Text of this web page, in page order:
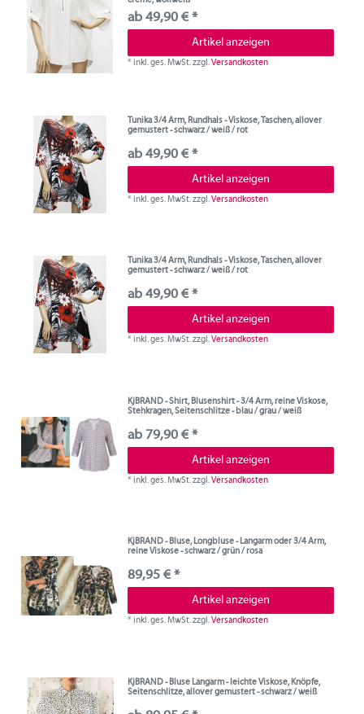
ab 49,90 € *
Artikel anzeigen
*inkl. ges. MwSt.zzgl.Versandkosten
Tunika 3/4 Arm, Rundhals - Viskose, Taschen, allover
gemustert - schwarz / weiß / rot
ab 49,90 € *
Artikel anzeigen
*inkl. ges. MwSt.zzgl.Versandkosten
Tunika 3/4 Arm, Rundhals - Viskose, Taschen, allover
gemustert - schwarz / weiß / rot
ab 49,90 € *
Artikel anzeigen
*inkl. ges. MwSt.zzgl.Versandkosten
KjBRAND - Shirt, Blusenshirt - 3/4 Arm, reine Viskose,
Stehkragen, Seitenschlitze - blau / grau / weiß
ab 79,90 € *
Artikel anzeigen
*inkl. ges. MwSt.zzgl.Versandkosten
KjBRAND - Bluse, Longbluse - Langarm oder 3/4 Arm,
reine Viskose - schwarz / grün / rosa
89,95 € *
Artikel anzeigen
*inkl. ges. MwSt.zzgl.Versandkosten
KjBRAND - Bluse Langarm - leichte Viskose, Knöpfe,
Seitenschlitze, allover gemustert - schwarz / weiß